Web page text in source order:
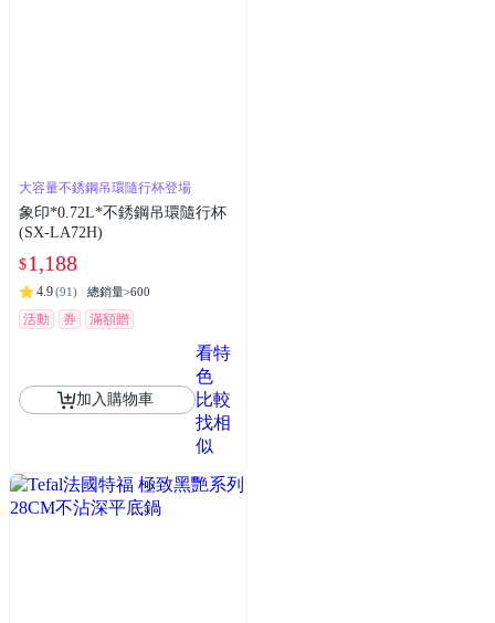
大容量不銹鋼吊環隨行杯登場
象印*0.72L*不銹鋼吊環隨行杯
(SX-LA72H)
$1,188
4.9(91) 總銷量>600
活動 券 滿額贈
加入購物車
看特
色
比較
找相
似